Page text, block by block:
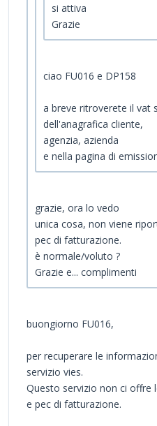
si attiva
Grazie
ciao FU016 e DP158
a breve ritroverete il vat
dell'anagrafica cliente,
agenzia, azienda
e nella pagina di
grazie, ora lo vedo
unica cosa, non viene
pec di fatturazione.
è normale/voluto ?
Grazie e... complimenti
buongiorno FU016,
per recuperare le
servizio vies.
Questo servizio non ci offre
e pec di fatturazione.